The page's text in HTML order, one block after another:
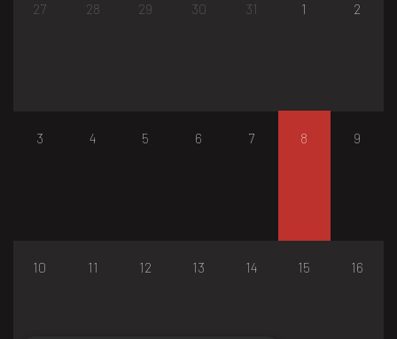
27 28 29 30 31 1 2
3 4 5 6 7 8 9
10 11 12 13 14 15 16